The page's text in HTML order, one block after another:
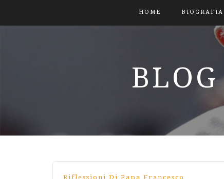
HOME BIOGRAFIA
Riflessioni Di Papa Francesco